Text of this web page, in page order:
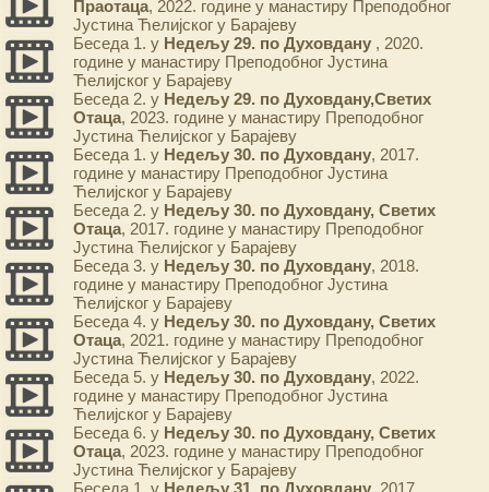
Праотаца, 2022. године у манастиру Преподобног
Јустина Ћелијског у Барајеву
Беседа 1. у Недељу 29. по Духовдану , 2020.
године у манастиру Преподобног Јустина
Ћелијског у Барајеву
Беседа 2. у Недељу 29. по Духовдану,Светих
Отаца, 2023. године у манастиру Преподобног
Јустина Ћелијског у Барајеву
Беседа 1. у Недељу 30. по Духовдану, 2017.
године у манастиру Преподобног Јустина
Ћелијског у Барајеву
Беседа 2. у Недељу 30. по Духовдану, Светих
Отаца, 2017. године у манастиру Преподобног
Јустина Ћелијског у Барајеву
Беседа 3. у Недељу 30. по Духовдану, 2018.
године у манастиру Преподобног Јустина
Ћелијског у Барајеву
Беседа 4. у Недељу 30. по Духовдану, Светих
Отаца, 2021. године у манастиру Преподобног
Јустина Ћелијског у Барајеву
Беседа 5. у Недељу 30. по Духовдану, 2022.
године у манастиру Преподобног Јустина
Ћелијског у Барајеву
Беседа 6. у Недељу 30. по Духовдану, Светих
Отаца, 2023. године у манастиру Преподобног
Јустина Ћелијског у Барајеву